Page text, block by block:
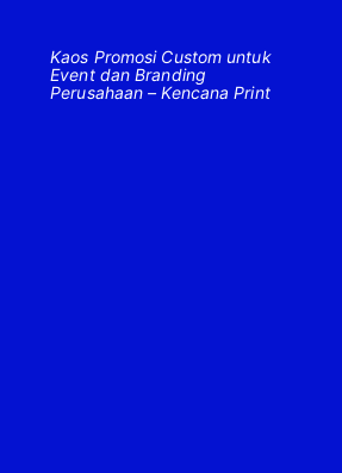
Kaos Promosi Custom untuk
Event dan Branding
Perusahaan – Kencana Print